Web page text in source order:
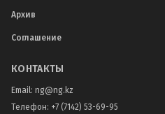
Архив
Соглашение
КОНТАКТЫ
Email: ng@ng.kz
Телефон: +7 (7142) 53-69-95